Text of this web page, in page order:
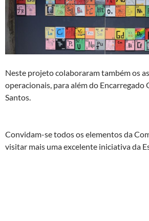
Neste projeto colaboraram também os
operacionais, para além do Encarregado
Santos.
Convidam-se todos os elementos da
visitar mais uma excelente iniciativa da